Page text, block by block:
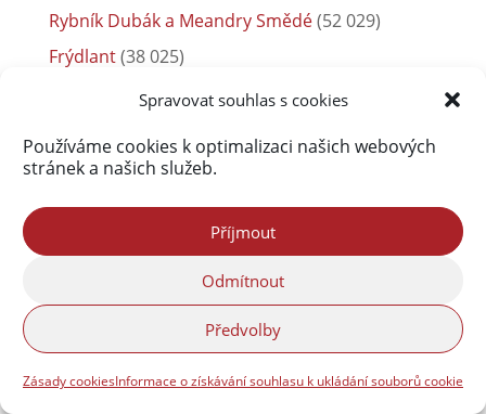
Spravovat souhlas s cookies
Používáme cookies k optimalizaci našich webových
stránek a našich služeb.
Příjmout
Odmítnout
Předvolby
Zásady cookiesInformace o získávání souhlasu k ukládání souborů cookie
Rybník Dubák a Meandry Smědé(52 029)
Frýdlant(38 025)
Co se vyrábělo v Pekelské porcelánce